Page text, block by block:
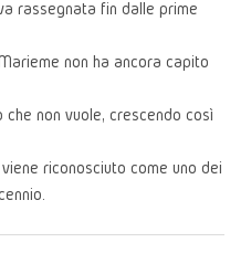
rassegnata fin dalle prime
non ha ancora capito
non vuole, crescendo così
riconosciuto come uno dei